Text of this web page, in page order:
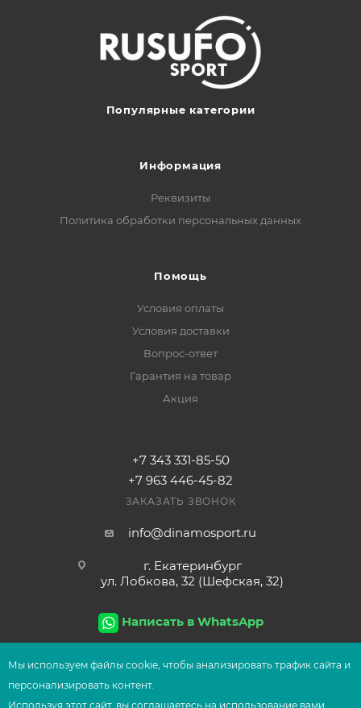
Популярные категории
Информация
Реквизиты
Политика обработки персональных данных
Помощь
Условия оплаты
Условия доставки
Вопрос-ответ
Гарантия на товар
Акция
+7 343 331-85-50
+7 963 446-45-82
ЗАКАЗАТЬ ЗВОНОК
info@dinamosport.ru
г. Екатеринбург
ул. Лобкова, 32 (Шефская, 32)
Написать в WhatsApp
2026© Сеть магазинов UFOsport
Мы используем файлы сооkіе, чтобы анализировать трафик сайта и
персонализировать контент.
Используя этот сайт, вы соглашаетесь на использование вами